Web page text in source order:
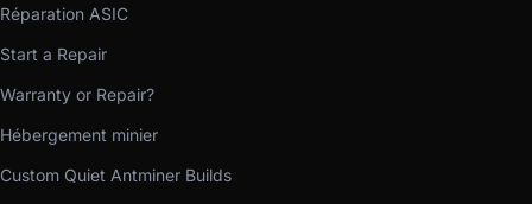
Réparation ASIC
Start a Repair
Warranty or Repair?
Hébergement minier
Custom Quiet Antminer Builds